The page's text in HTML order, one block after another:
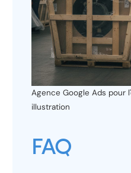
Agence Google Ads pour
illustration
FAQ